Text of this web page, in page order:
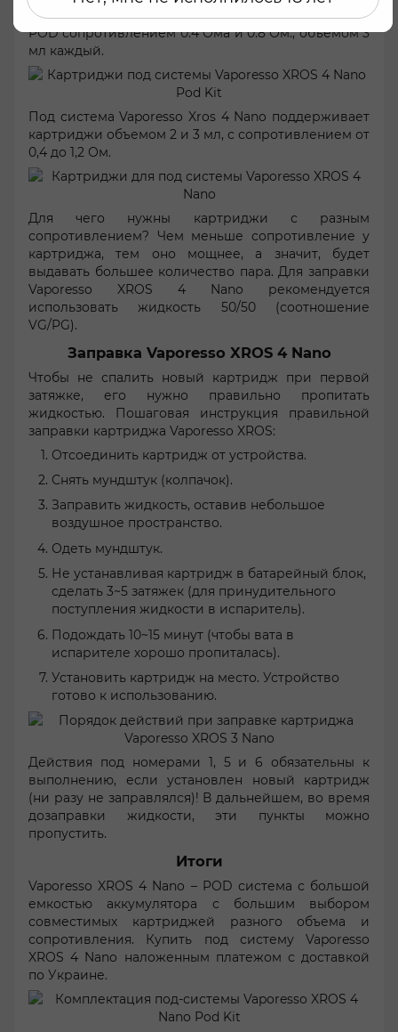
комплектацию входят 2 картриджа Vaporesso XROS
POD сопротивлением 0.4 Ома и 0.8 Ом., объемом 3
мл каждый.
Под система Vaporesso Xros 4 Nano поддерживает
картриджи объемом 2 и 3 мл, с сопротивлением от
0,4 до 1,2 Ом.
Для чего нужны картриджи с разным
сопротивлением? Чем меньше сопротивление у
картриджа, тем оно мощнее, а значит, будет
выдавать большее количество пара. Для заправки
Vaporesso XROS 4 Nano рекомендуется
использовать жидкость 50/50 (соотношение
VG/PG).
Заправка Vaporesso XROS 4 Nano
Чтобы не спалить новый картридж при первой
затяжке, его нужно правильно пропитать
жидкостью. Пошаговая инструкция правильной
заправки картриджа Vaporesso XROS:
Отсоединить картридж от устройства.
Снять мундштук (колпачок).
Заправить жидкость, оставив небольшое
воздушное пространство.
Одеть мундштук.
Не устанавливая картридж в батарейный блок,
сделать 3~5 затяжек (для принудительного
поступления жидкости в испаритель).
Подождать 10~15 минут (чтобы вата в
испарителе хорошо пропиталась).
Установить картридж на место. Устройство
готово к использованию.
Действия под номерами 1, 5 и 6 обязательны к
выполнению, если установлен новый картридж
(ни разу не заправлялся)! В дальнейшем, во время
дозаправки жидкости, эти пункты можно
пропустить.
Итоги
Vaporesso XROS 4 Nano – POD система с большой
емкостью аккумулятора с большим выбором
совместимых картриджей разного объема и
сопротивления. Купить под систему Vaporesso
XROS 4 Nano наложенным платежом с доставкой
по Украине.